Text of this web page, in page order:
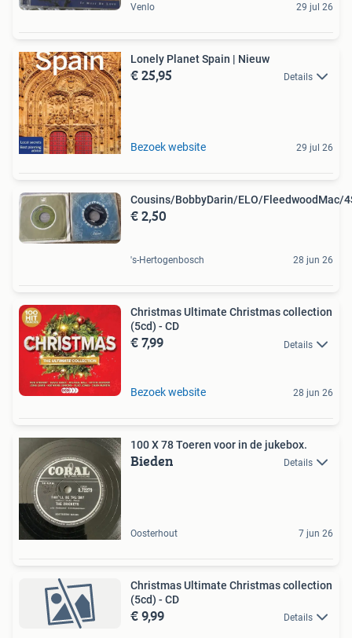
Venlo 29 jul 26
Lonely Planet Spain | Nieuw
€ 25,95 Details
Bezoek website 29 jul 26
Cousins/BobbyDarin/ELO/FleedwoodMac/
€ 2,50
's-Hertogenbosch 28 jun 26
Christmas Ultimate Christmas collection
(5cd) - CD
€ 7,99 Details
Bezoek website 28 jun 26
100 X 78 Toeren voor in de jukebox.
Bieden Details
Oosterhout 7 jun 26
Christmas Ultimate Christmas collection
(5cd) - CD
€ 9,99 Details